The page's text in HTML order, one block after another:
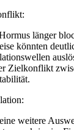
länger
könnten
Zielkonflikt
weitere